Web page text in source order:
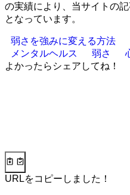
の実績により、当サイトの
となっています。
弱さを強みに変える方法
メンタルヘルス
弱さ
よかったらシェアしてね！
URLをコピーしました！